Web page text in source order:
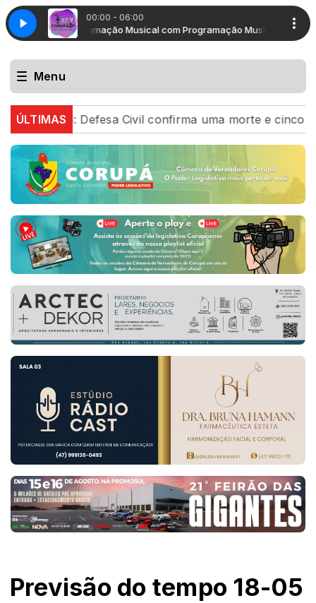
00:00 - 06:00
Programação Musical com Programação Musical
Menu
ÚLTIMAS
Defesa Civil confirma uma morte e cinco feridos
Previsão do tempo 18-05